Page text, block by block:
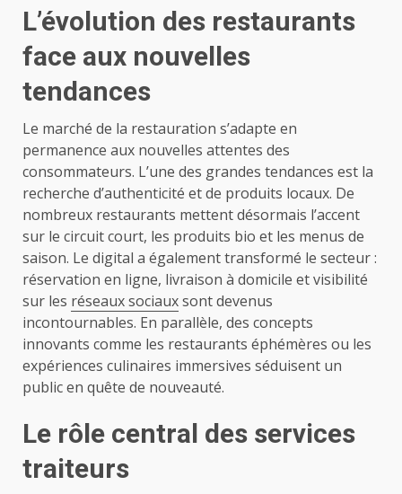
L’évolution des restaurants
face aux nouvelles
tendances
Le marché de la restauration s’adapte en
permanence aux nouvelles attentes des
consommateurs. L’une des grandes tendances est la
recherche d’authenticité et de produits locaux. De
nombreux restaurants mettent désormais l’accent
sur le circuit court, les produits bio et les menus de
saison. Le digital a également transformé le secteur :
réservation en ligne, livraison à domicile et visibilité
sur les réseaux sociauxsont devenus
incontournables. En parallèle, des concepts
innovants comme les restaurants éphémères ou les
expériences culinaires immersives séduisent un
public en quête de nouveauté.
Le rôle central des services
traiteurs